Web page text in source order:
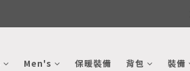
Men's 保暖裝備 背包 裝備